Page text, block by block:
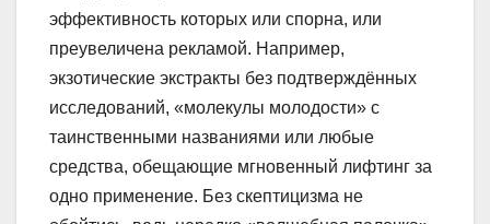
эффективность которых или спорна, или
преувеличена рекламой. Например,
экзотические экстракты без подтверждённых
исследований, «молекулы молодости» с
таинственными названиями или любые
средства, обещающие мгновенный лифтинг за
одно применение. Без скептицизма не